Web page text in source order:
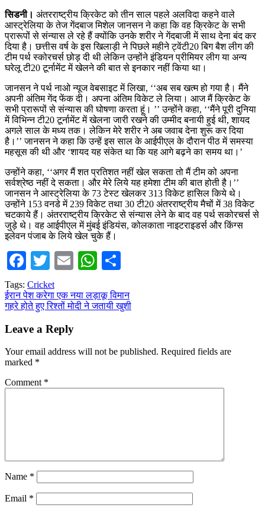
सिडनी। अंतरराष्ट्रीय क्रिकेट को तीन साल पहले अलविदा कहने वाले
आस्ट्रेलिया के तेज गेंदबाज मिशेल जानसन ने कहा कि वह क्रिकेट के सभी
प्रारूपों से संन्यास ले रहे हैं क्योंकि उनके शरीर ने गेंदबाजी में साथ देना बंद कर
दिया है। छत्तीस वर्ष के इस खिलाड़ी ने पिछले महीने ट्वेंटी20 बिग बैश लीग की
टीम पर्थ स्कोरचर्स छोड़ दी थी लेकिन उन्होंने इंडियन प्रीमियर लीग या अन्य
घरेलू टी20 टूर्नामेंट में खेलने की बात से इनकार नहीं किया था।
जानसन ने पर्थ नाओ न्यूज वेबसाइट में लिखा, ‘‘अब सब खत्म हो गया है। मैंने
अपनी अंतिम गेंद फेंक दी। अपना अंतिम विकेट ले लिया। आज मैं क्रिकेट के
सभी प्रारूपों से संन्यास की घोषणा करता हूं। ’’ उन्होंने कहा, ‘‘मैंने पूरी दुनिया
में विभिन्न टी20 टूर्नामेंट में खेलना जारी रखने की उम्मीद बनायी हुई थी, शायद
अगले साल के मध्य तक। लेकिन मेरे शरीर ने अब जवाब देना शुरू कर दिया
है।’’ जानसन ने कहा कि उन्हें इस साल के आईपीएल के दौरान पीठ में समस्या
महसूस की थी और ‘शायद यह संकेत था कि यह आगे बढ़ने का समय था।’
उन्होंने कहा, ‘‘अगर मैं शत प्रतिशत नहीं खेल सकता तो मैं टीम को अपना
सर्वश्रेष्ठ नहीं दे सकता। और मेरे लिये यह हमेशा टीम की बात होती है।’’
जानसन ने आस्ट्रेलिया के 73 टेस्ट खेलकर 313 विकेट हासिल किये थे।
उन्होंने 153 वनडे में 239 विकेट तथा 30 टी20 अंतरराष्ट्रीय मैचों में 38 विकेट
चटकाये हैं। अंतरराष्ट्रीय क्रिकेट से संन्यास लेने के बाद वह पर्थ सकोरचर्स से
जुड़े थे। वह आईपीएल में मुंबई इंडियंस, कोलकाता नाइटराइडर्स और किंग्स
इलेवन पंजाब के लिये खेल चुके हैं।
Facebook
TwitterEmailWhatsApp
Tags: Cricket
Post
navigation
ईरान पेश करेगा एक नया लड़ाकू विमान
गहरे होते हुए रिश्तों मोदी ने जतायी खुशी
Leave a Reply
Your email address will not be published. Required fields are
marked *
Comment *
Name *
Email *